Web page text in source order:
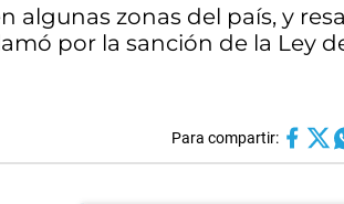
algunas zonas del país, y
por la sanción de la Ley
Para compartir: